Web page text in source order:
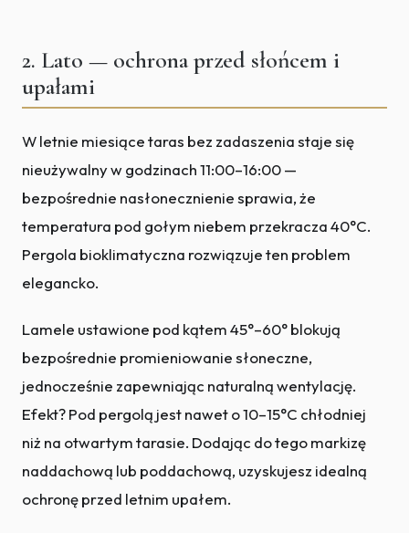
2. Lato — ochrona przed słońcem i
upałami
W letnie miesiące taras bez zadaszenia staje się
nieużywalny w godzinach 11:00–16:00 —
bezpośrednie nasłonecznienie sprawia, że
temperatura pod gołym niebem przekracza 40°C.
Pergola bioklimatyczna rozwiązuje ten problem
elegancko.
Lamele ustawione pod kątem 45°–60° blokują
bezpośrednie promieniowanie słoneczne,
jednocześnie zapewniając naturalną wentylację.
Efekt? Pod pergolą jest nawet o 10–15°C chłodniej
niż na otwartym tarasie. Dodając do tego markizę
naddachową lub poddachową, uzyskujesz idealną
ochronę przed letnim upałem.